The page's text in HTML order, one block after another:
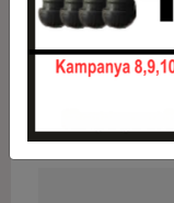
9
10
12